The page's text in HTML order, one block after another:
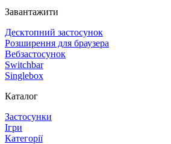
Завантажити
Десктопний застосунок
Розширення для браузера
Вебзастосунок
Switchbar
Singlebox
Каталог
Застосунки
Ігри
Категорії